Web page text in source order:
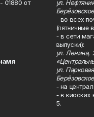
01880 от
ул.
- во всех
(пятничные
- в сети
выпуски):
ул. Ленина,
ул.
- на
- в киосках
5.